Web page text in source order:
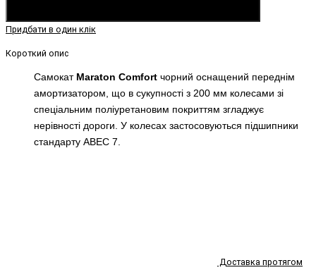
Придбати в один клік
Короткий опис
Cамокат Maraton Comfort чорний оснащений переднім
амортизатором, що в сукупності з 200 мм колесами зі
спеціальним поліуретановим покриттям згладжує
нерівності дороги. У колесах застосовуються підшипники
стандарту ABEC 7.
Доставка протягом